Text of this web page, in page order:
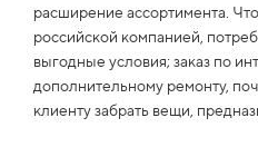
расширение ассортимента.
российской компанией,
выгодные условия; заказ по
дополнительному ремонту,
клиенту забрать вещи,